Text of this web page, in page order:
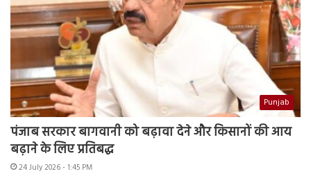
Punjab
पंजाब सरकार बागवानी को बढ़ावा देने और किसानों की आय
बढ़ाने के लिए प्रतिबद्ध
24 July 2026 - 1:45 PM